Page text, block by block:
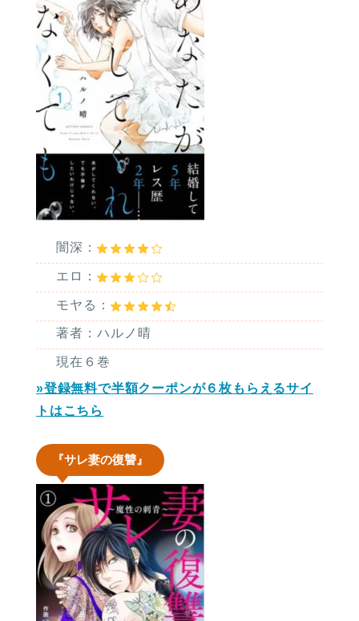
闇深：
エロ：
モヤる：
著者：ハルノ晴
現在６巻
»登録無料で半額クーポンが６枚もらえるサイ
トはこちら
『サレ妻の復讐』